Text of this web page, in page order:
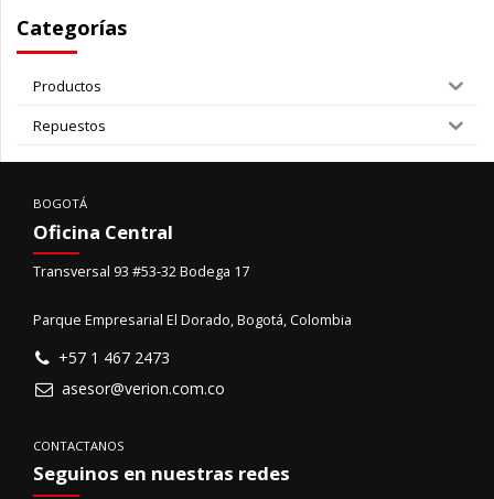
Categorías
Productos
Repuestos
BOGOTÁ
Oficina Central
Transversal 93 #53-32 Bodega 17
Parque Empresarial El Dorado, Bogotá, Colombia
+57 1 467 2473
asesor@verion.com.co
CONTACTANOS
Seguinos en nuestras redes